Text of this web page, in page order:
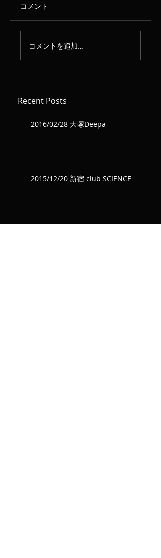
コメント
コメントを追加…
Recent Posts
2016/02/28 大塚Deepa
2015/12/20 新宿 club SCIENCE